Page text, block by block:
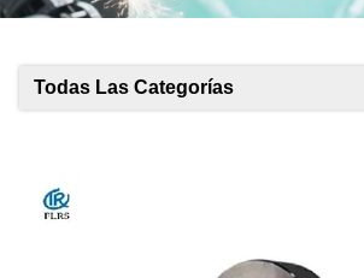
Todas Las Categorías